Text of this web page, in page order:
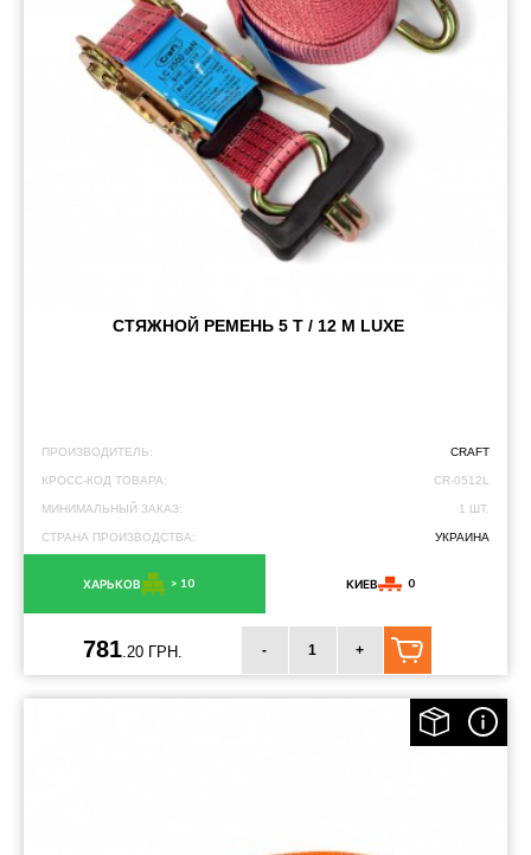
СТЯЖНОЙ РЕМЕНЬ 5 Т / 12 М LUXE
ПРОИЗВОДИТЕЛЬ: CRAFT
КРОСС-КОД ТОВАРА: CR-0512L
МИНИМАЛЬНЫЙ ЗАКАЗ: 1 ШТ.
СТРАНА ПРОИЗВОДСТВА: УКРАИНА
ХАРЬКОВ > 10 КИЕВ 0
781.20 ГРН. - +